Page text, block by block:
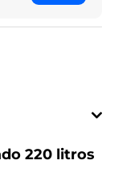
220 litros